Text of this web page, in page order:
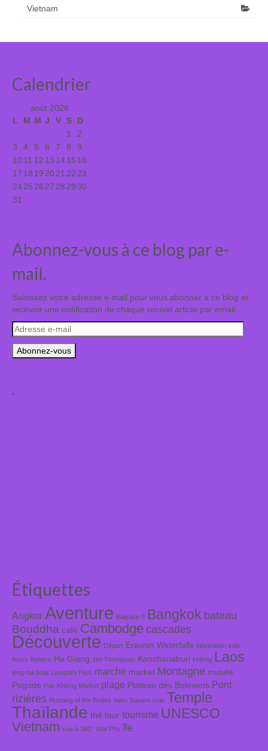
Vietnam
Calendrier
août 2026
L
M M J V S D
1
2
3
4 5 6 7 8
9
1011 12 13 1415 16
17 18 19 2021 22 23
2425 26 27 28 2930
31
Abonnez-vous à ce blog par e-
mail.
Saisissez votre adresse e-mail pour vous abonner à ce blog et
recevoir une notification de chaque nouvel article par email.
Adresse
e-
mail
.
Étiquettes
Angkor Aventure Baiyoke II Bangkok bateau
Bouddha café Cambodge cascades
Découverte Départ Erawan Waterfalls fabrication soie
fleurs flowers Ha Giang Jim Thompson Kanchanaburi khlong Laos
long-tail boat Lumphini Park marché market Montagne musée
Pagode Pak Khlong Market plage Plateau des Bolovens Pont
rizières Running of the Brides siam Square soie Temple
Thaïlande thé tour tourisme UNESCO
Vietnam vue à 360° Wat Pho île